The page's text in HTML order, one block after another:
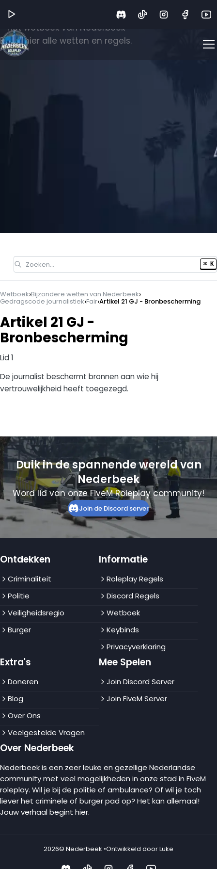
Het wetboek van Nederbeek
Bekijk hier alle wetten en regels.
Zoeken… ⌘ K
Wetboek›Bijzondere wetten van Nederbeek›
Gedragscode journalistiek›Fair›Artikel 21 GJ - Bronbescherming
Artikel 21 GJ -
Bronbescherming
Lid 1
De journalist beschermt bronnen aan wie hij
vertrouwelijkheid heeft toegezegd.
Duik in de spannende wereld van
Nederbeek
Word lid van onze FiveM Roleplay community!
Join de Discord server
Ontdekken
Criminaliteit
Politie
Veiligheidsregio
Burger
Informatie
Roleplay Regels
Discord Regels
Wetboek
Keybinds
Privacyverklaring
Extra's
Doneren
Blog
Over Ons
Veelgestelde Vragen
Mee Spelen
Join Discord Server
Join FiveM Server
Over Nederbeek
Nederbeek is een zeer leuke en gezellige Nederlandse
community met veel mogelijkheden in onze stad in FiveM
roleplay. Wil je bij de politie of ambulance? Of wil je toch
liever het criminele of burger pad op? Het kan allemaal!
Jouw verhaal begint hier.
2026© Nederbeek •Ontwikkeld door Luke